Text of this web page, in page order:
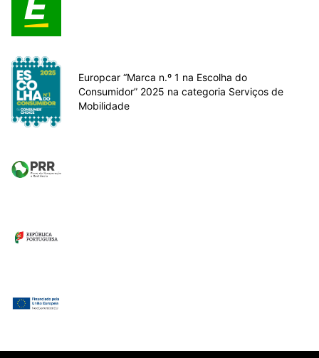
Europcar “Marca n.º 1 na Escolha do
Consumidor” 2025 na categoria Serviços de
Mobilidade